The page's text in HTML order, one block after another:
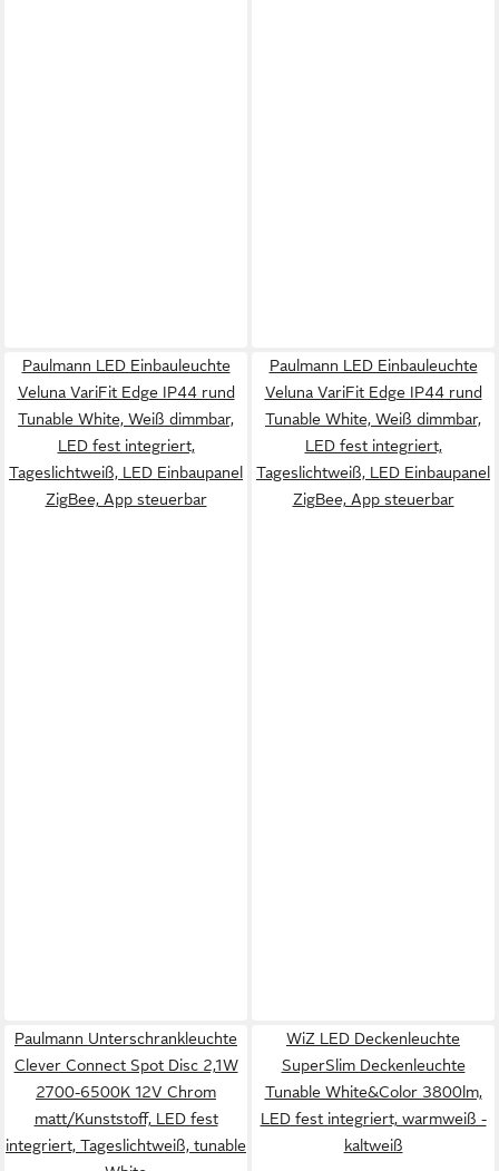
Paulmann LED Einbauleuchte
Veluna VariFit Edge IP44 rund
Tunable White, Weiß dimmbar,
LED fest integriert,
Tageslichtweiß, LED Einbaupanel
ZigBee, App steuerbar
Paulmann LED Einbauleuchte
Veluna VariFit Edge IP44 rund
Tunable White, Weiß dimmbar,
LED fest integriert,
Tageslichtweiß, LED Einbaupanel
ZigBee, App steuerbar
Paulmann Unterschrankleuchte
Clever Connect Spot Disc 2,1W
2700-6500K 12V Chrom
matt/Kunststoff, LED fest
integriert, Tageslichtweiß, tunable
WiZ LED Deckenleuchte
SuperSlim Deckenleuchte
Tunable White&Color 3800lm,
LED fest integriert, warmweiß -
kaltweiß